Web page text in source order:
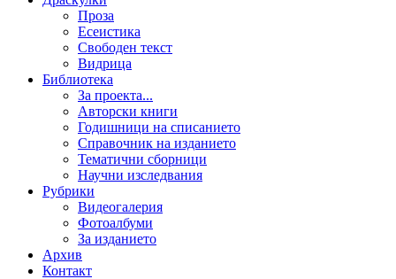
Проза
Есеистика
Свободен текст
Видрица
Библиотека
За проекта...
Авторски книги
Годишници на списанието
Справочник на изданието
Тематични сборници
Научни изследвания
Рубрики
Видеогалерия
Фотоалбуми
За изданието
Архив
Контакт